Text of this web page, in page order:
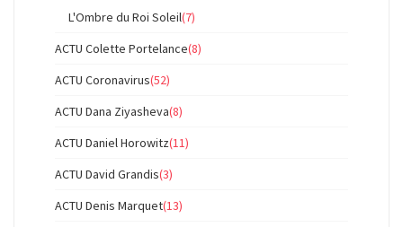
L'Ombre du Roi Soleil(7)
ACTU Colette Portelance(8)
ACTU Coronavirus(52)
ACTU Dana Ziyasheva(8)
ACTU Daniel Horowitz(11)
ACTU David Grandis(3)
ACTU Denis Marquet(13)